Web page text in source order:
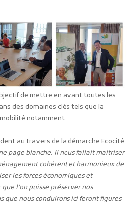
de mettre en avant toutes les
des domaines clés tels que la
notamment.
au travers de la démarche Ecocité
page blanche. Il nous fallait maitriser
cohérent et harmonieux de
les forces économiques et
l’on puisse préserver nos
que nous conduirons ici feront figures